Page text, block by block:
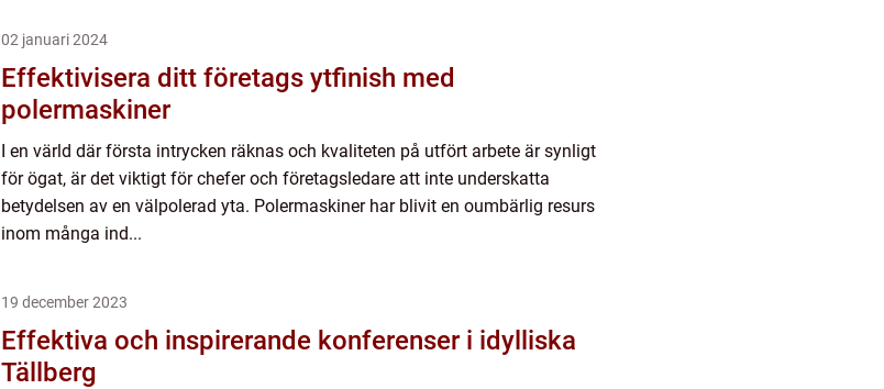
02 januari 2024
Effektivisera ditt företags ytfinish med
polermaskiner
I en värld där första intrycken räknas och kvaliteten på utfört arbete är synligt
för ögat, är det viktigt för chefer och företagsledare att inte underskatta
betydelsen av en välpolerad yta. Polermaskiner har blivit en oumbärlig resurs
inom många ind...
19 december 2023
Effektiva och inspirerande konferenser i idylliska
Tällberg